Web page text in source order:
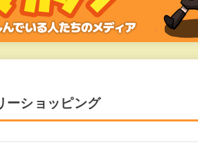
ーショッピング